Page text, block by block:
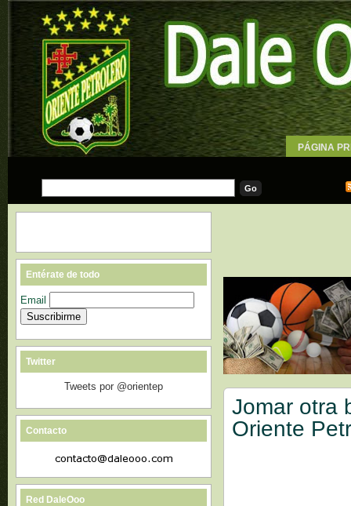
PÁGINA
Jomar otra
Oriente
Entérate de todo
Email
Twitter
Tweets por @orientep
Contacto
Red DaleOoo